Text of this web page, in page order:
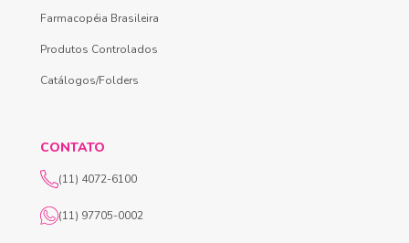
Farmacopéia Brasileira
Produtos Controlados
Catálogos/Folders
CONTATO
(11) 4072-6100
(11) 97705-0002